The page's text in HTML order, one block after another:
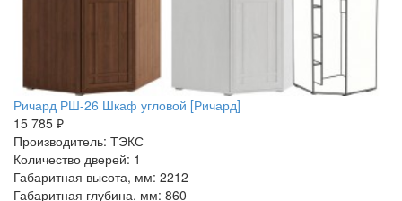
Ричард РШ-26 Шкаф угловой [Ричард]
15 785 ₽
Производитель: ТЭКС
Количество дверей: 1
Габаритная высота, мм: 2212
Габаритная глубина, мм: 860